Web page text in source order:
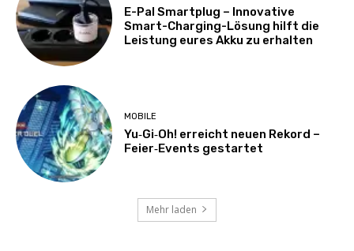
E-Pal Smartplug – Innovative
Smart-Charging-Lösung hilft die
Leistung eures Akku zu erhalten
MOBILE
Yu‑Gi‑Oh! erreicht neuen Rekord –
Feier‑Events gestartet
Mehr laden